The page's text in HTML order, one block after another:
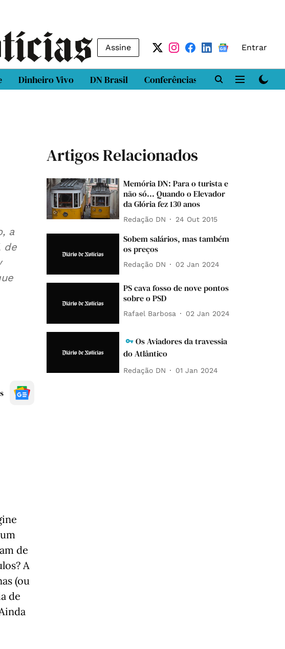
Assine Entrar
Dinheiro Vivo DN Brasil Conferências DN LAB
a
de
de
A
(ou
de
Artigos Relacionados
Memória DN: Para o turista e
não só... Quando o Elevador
da Glória fez 130 anos
Redação DN 24 Out 2015
Sobem salários, mas também
os preços
Redação DN 02 Jan 2024
PS cava fosso de nove pontos
sobre o PSD
Rafael Barbosa 02 Jan 2024
Os Aviadores da travessia
do Atlântico
Redação DN 01 Jan 2024